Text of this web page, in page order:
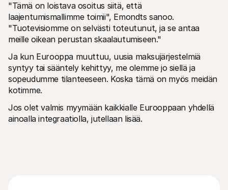
"Tämä on loistava osoitus siitä, että
laajentumismallimme toimii", Emondts sanoo.
"Tuotevisiomme on selvästi toteutunut, ja se antaa
meille oikean perustan skaalautumiseen."
Ja kun Eurooppa muuttuu, uusia maksujärjestelmiä
syntyy tai sääntely kehittyy, me olemme jo siellä ja
sopeudumme tilanteeseen. Koska tämä on myös meidän
kotimme.
Jos olet valmis myymään kaikkialle Eurooppaan yhdellä
ainoalla integraatiolla, jutellaan lisää.